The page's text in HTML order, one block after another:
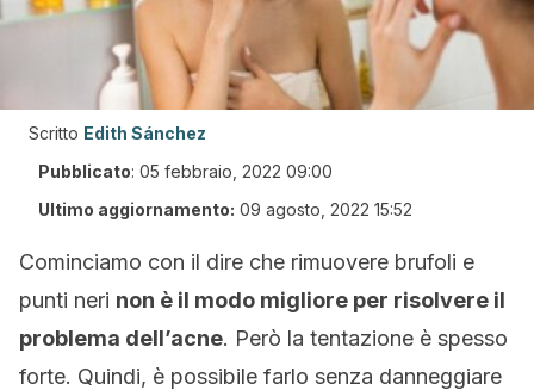
Scritto Edith Sánchez
Pubblicato: 05 febbraio, 2022 09:00
Ultimo aggiornamento: 09 agosto, 2022 15:52
Cominciamo con il dire che rimuovere brufoli e
punti neri non è il modo migliore per risolvere il
problema dell’acne. Però la tentazione è spesso
forte. Quindi, è possibile farlo senza danneggiare